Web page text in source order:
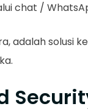
chat /
adalah solusi